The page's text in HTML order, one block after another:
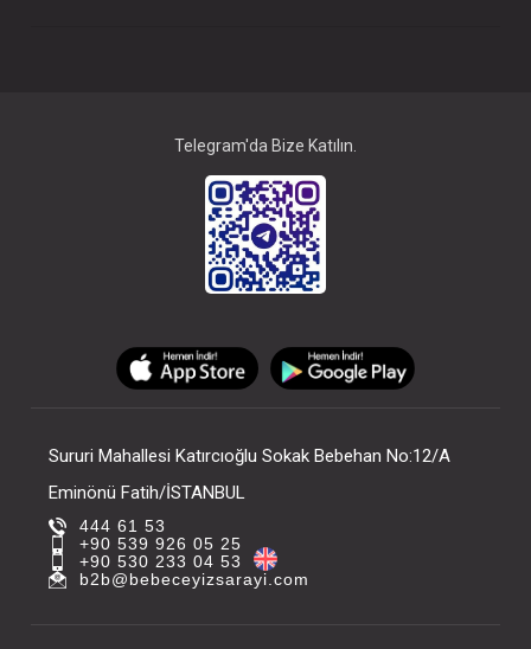
Telegram'da Bize Katılın.
Sururi Mahallesi Katırcıoğlu Sokak Bebehan No:12/A
Eminönü Fatih/İSTANBUL
444 61 53
+90 539 926 05 25
+90 530 233 04 53
b2b@bebeceyizsarayi.com